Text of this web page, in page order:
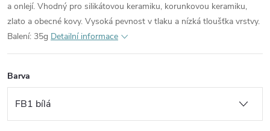
a onlejí. Vhodný pro silikátovou keramiku, korunkovou keramiku,
zlato a obecné kovy. Vysoká pevnost v tlaku a nízká tloušťka vrstvy.
Balení: 35g Detailní informace
Barva